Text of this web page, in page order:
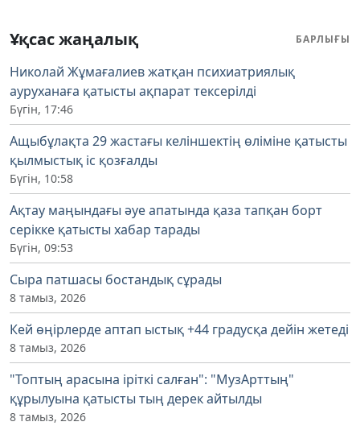
Ұқсас жаңалық БАРЛЫҒЫ
Николай Жұмағалиев жатқан психиатриялық
ауруханаға қатысты ақпарат тексерілді
Бүгін, 17:46
Ащыбұлақта 29 жастағы келіншектің өліміне қатысты
қылмыстық іс қозғалды
Бүгін, 10:58
Ақтау маңындағы әуе апатында қаза тапқан борт
серікке қатысты хабар тарады
Бүгін, 09:53
Сыра патшасы бостандық сұрады
8 тамыз, 2026
Кей өңірлерде аптап ыстық +44 градусқа дейін жетеді
8 тамыз, 2026
"Топтың арасына іріткі салған": "МузАрттың"
құрылуына қатысты тың дерек айтылды
8 тамыз, 2026